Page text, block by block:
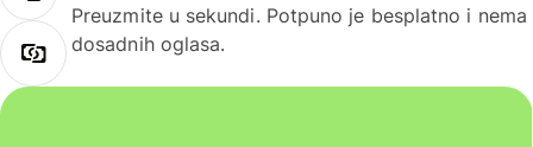
Preuzmite u sekundi. Potpuno je besplatno i nema
dosadnih oglasa.